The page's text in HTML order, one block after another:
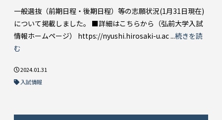
一般選抜（前期日程・後期日程）等の志願状況(1月31日現在)
について掲載しました。 ■詳細はこちらから（弘前大学入試
情報ホームページ） https://nyushi.hirosaki-u.ac ...続きを読
む
2024.01.31
入試情報